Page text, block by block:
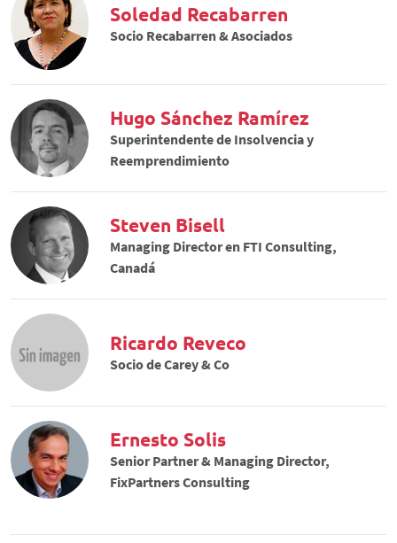
Soledad Recabarren
Socio Recabarren & Asociados
Hugo Sánchez Ramírez
Superintendente de Insolvencia y
Reemprendimiento
Steven Bisell
Managing Director en FTI Consulting,
Canadá
Ricardo Reveco
Socio de Carey & Co
Ernesto Solis
Senior Partner & Managing Director,
FixPartners Consulting